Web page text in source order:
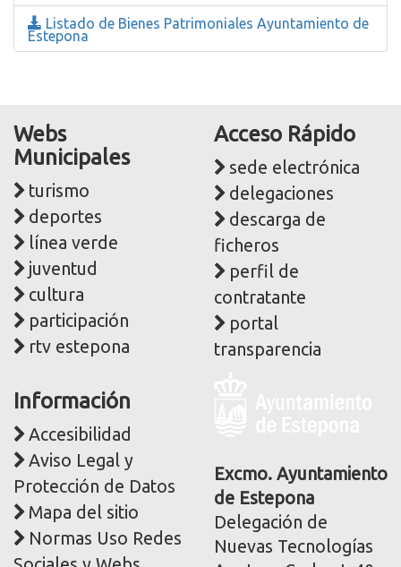
Listado de Bienes Patrimoniales Ayuntamiento de
Estepona
Webs
Municipales
turismo
deportes
línea verde
juventud
cultura
participación
rtv estepona
Acceso Rápido
sede electrónica
delegaciones
descarga de
ficheros
perfil de
contratante
portal
transparencia
Información
Accesibilidad
Aviso Legal y
Protección de Datos
Mapa del sitio
Normas Uso Redes
corporativa
Excmo. Ayuntamiento
de Estepona
Delegación de
Nuevas Tecnologías